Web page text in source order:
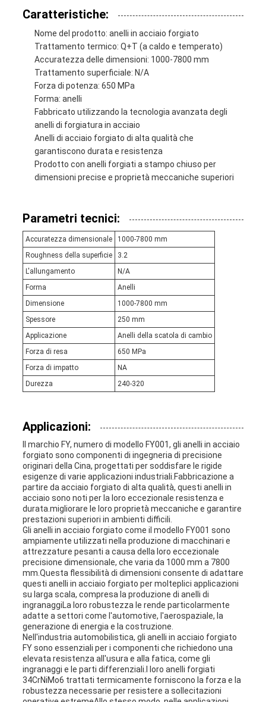
Caratteristiche:
Nome del prodotto: anelli in acciaio forgiato
Trattamento termico: Q+T (a caldo e temperato)
Accuratezza delle dimensioni: 1000-7800 mm
Trattamento superficiale: N/A
Forza di potenza: 650 MPa
Forma: anelli
Fabbricato utilizzando la tecnologia avanzata degli
anelli di forgiatura in acciaio
Anelli di acciaio forgiato di alta qualità che
garantiscono durata e resistenza
Prodotto con anelli forgiati a stampo chiuso per
dimensioni precise e proprietà meccaniche superiori
Parametri tecnici:
Accuratezza dimensionale
1000-7800 mm
Roughness della superficie
3.2
L'allungamento
N/A
Forma
Anelli
Dimensione
1000-7800 mm
Spessore
250 mm
Applicazione
Anelli della scatola di cambio
Forza di resa
650 MPa
Forza di impatto
NA
Durezza
240-320
Applicazioni:
Il marchio FY, numero di modello FY001, gli anelli in acciaio
forgiato sono componenti di ingegneria di precisione
originari della Cina, progettati per soddisfare le rigide
esigenze di varie applicazioni industriali.Fabbricazione a
partire da acciaio forgiato di alta qualità, questi anelli in
acciaio sono noti per la loro eccezionale resistenza e
durata.migliorare le loro proprietà meccaniche e garantire
prestazioni superiori in ambienti difficili.
Gli anelli in acciaio forgiato come il modello FY001 sono
ampiamente utilizzati nella produzione di macchinari e
attrezzature pesanti a causa della loro eccezionale
precisione dimensionale, che varia da 1000 mm a 7800
mm.Questa flessibilità di dimensioni consente di adattare
questi anelli in acciaio forgiato per molteplici applicazioni
su larga scala, compresa la produzione di anelli di
ingranaggiLa loro robustezza le rende particolarmente
adatte a settori come l'automotive, l'aerospaziale, la
generazione di energia e la costruzione.
Nell'industria automobilistica, gli anelli in acciaio forgiato
FY sono essenziali per i componenti che richiedono una
elevata resistenza all'usura e alla fatica, come gli
ingranaggi e le parti differenziali.I loro anelli forgiati
34CrNiMo6 trattati termicamente forniscono la forza e la
robustezza necessarie per resistere a sollecitazioni